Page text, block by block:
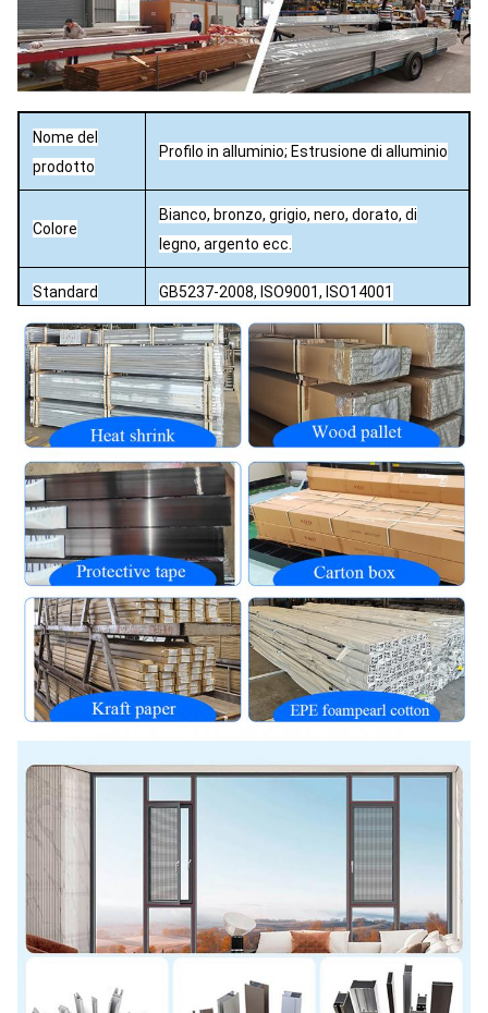
Nome del
prodotto
Profilo in alluminio; Estrusione di alluminio
Colore
Bianco, bronzo, grigio, nero, dorato, di
legno, argento ecc.
Standard GB5237-2008, ISO9001, ISO14001
Capacità 5000 tonnellate al mese
Finitura
superficiale
Mulino / Anodizzazione (ossidazione) /
Sabbiatura / Verniciatura a polvere /
Elettroforesi / Rivestimento PVDF /
Effetto legno.